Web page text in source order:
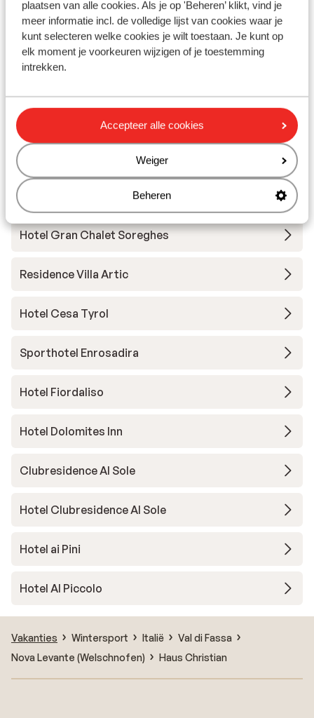
plaatsen van alle cookies. Als je op 'Beheren’ klikt, vind je
meer informatie incl. de volledige lijst van cookies waar je
kunt selecteren welke cookies je wilt toestaan. Je kunt op
elk moment je voorkeuren wijzigen of je toestemming
intrekken.
Accepteer alle cookies
Weiger
Beheren
Hotel Andreas
Hotel Ciampedie Luxury Alpine Spa
Hotel Christine
Sporthotel Passo Carezza
Hotel Gran Chalet Soreghes
Residence Villa Artic
Hotel Cesa Tyrol
Sporthotel Enrosadira
Hotel Fiordaliso
Hotel Dolomites Inn
Clubresidence Al Sole
Hotel Clubresidence Al Sole
Hotel ai Pini
Hotel Al Piccolo
Vakanties Wintersport Italië
Val di Fassa
Nova Levante (Welschnofen)
Haus Christian